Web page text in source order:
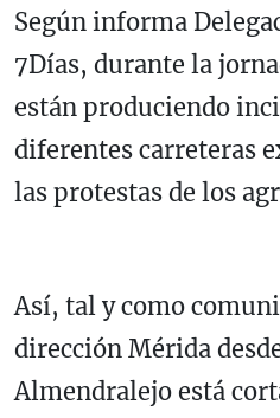
Según informa
7Días, durante la
están produciendo
diferentes carreteras
las protestas de los
Así, tal y como
dirección Mérida
Almendralejo está